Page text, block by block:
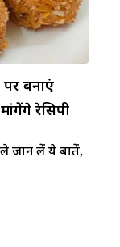
पर बनाएं
रेसिपी
जान लें ये बातें,